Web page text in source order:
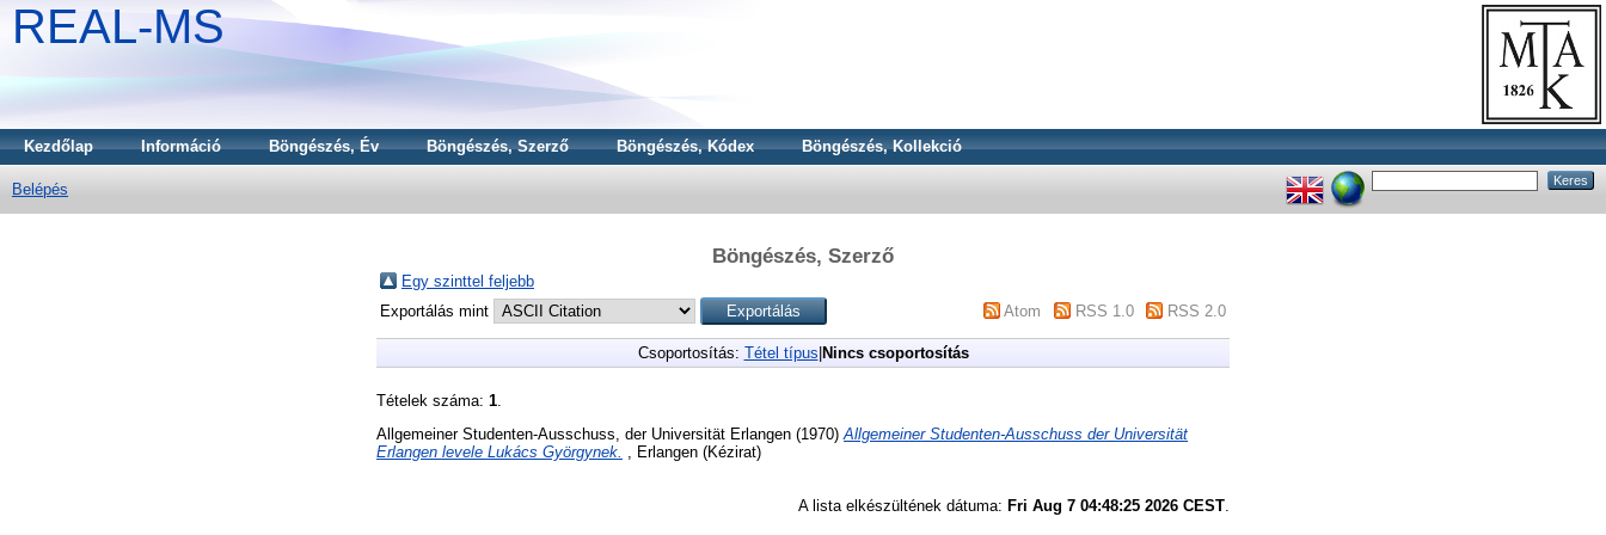
REAL-MS
Kezdőlap Információ Böngészés, Év Böngészés, Szerző Böngészés, Kódex Böngészés, Kollekció
Belépés
Böngészés, Szerző
Egy szinttel feljebb
Exportálás mint
Atom RSS 1.0 RSS 2.0
Csoportosítás: Tétel típus Nincs csoportosítás
Tételek száma: 1
Allgemeiner Studenten-Ausschuss, der Universität Erlangen (1970) Allgemeiner Studenten-Ausschuss der Universität
Erlangen levele Lukács Györgynek.
, Erlangen (Kézirat)
A lista elkészültének dátuma: Fri Aug 7 04:48:25 2026 CEST